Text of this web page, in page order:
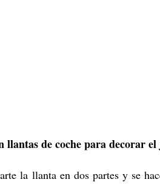
de coche para decorar
la llanta en dos partes y se